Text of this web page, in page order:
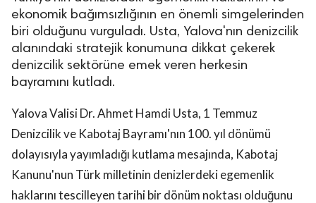
Asayiş
Saklıdır.
ekonomik bağımsızlığının en önemli simgelerinden
biri olduğunu vurguladı. Usta, Yalova'nın denizcilik
alanındaki stratejik konumuna dikkat çekerek
denizcilik sektörüne emek veren herkesin
bayramını kutladı.
Yalova Valisi Dr. Ahmet Hamdi Usta, 1 Temmuz
Denizcilik ve Kabotaj Bayramı'nın 100. yıl dönümü
dolayısıyla yayımladığı kutlama mesajında, Kabotaj
Kanunu'nun Türk milletinin denizlerdeki egemenlik
haklarını tescilleyen tarihi bir dönüm noktası olduğunu